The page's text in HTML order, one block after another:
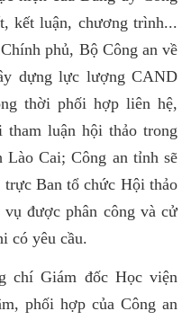
kết luận, chương trình...
phủ, Bộ Công an về
dựng lực lượng CAND
thời phối hợp liên hệ,
tham luận hội thảo trong
Cai; Công an tỉnh sẽ
Ban tổ chức Hội thảo
được phân công và cử
có yêu cầu.
chí Giám đốc Học viện
phối hợp của Công an